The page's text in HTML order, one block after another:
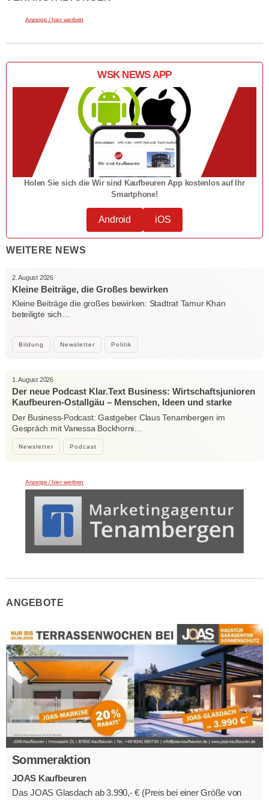
Anzeige / hier werben
WSK NEWS APP
Holen Sie sich die Wir sind Kaufbeuren App kostenlos auf Ihr
Smartphone!
Android iOS
WEITERE NEWS
Bildung Newsletter Politik
2. August 2026
Kleine Beiträge, die Großes bewirken
Kleine Beiträge die großes bewirken: Stadtrat Tamur Khan
beteiligte sich…
Newsletter Podcast
1. August 2026
Der neue Podcast Klar.Text Business: Wirtschaftsjunioren
Kaufbeuren-Ostallgäu – Menschen, Ideen und starke
Verbindungen
Der Business-Podcast: Gastgeber Claus Tenambergen im
Gespräch mit Vanessa Bockhorni…
Anzeige / hier werben
ANGEBOTE
Sommeraktion
JOAS Kaufbeuren
Das JOAS Glasdach ab 3.990,- € (Preis bei einer Größe von